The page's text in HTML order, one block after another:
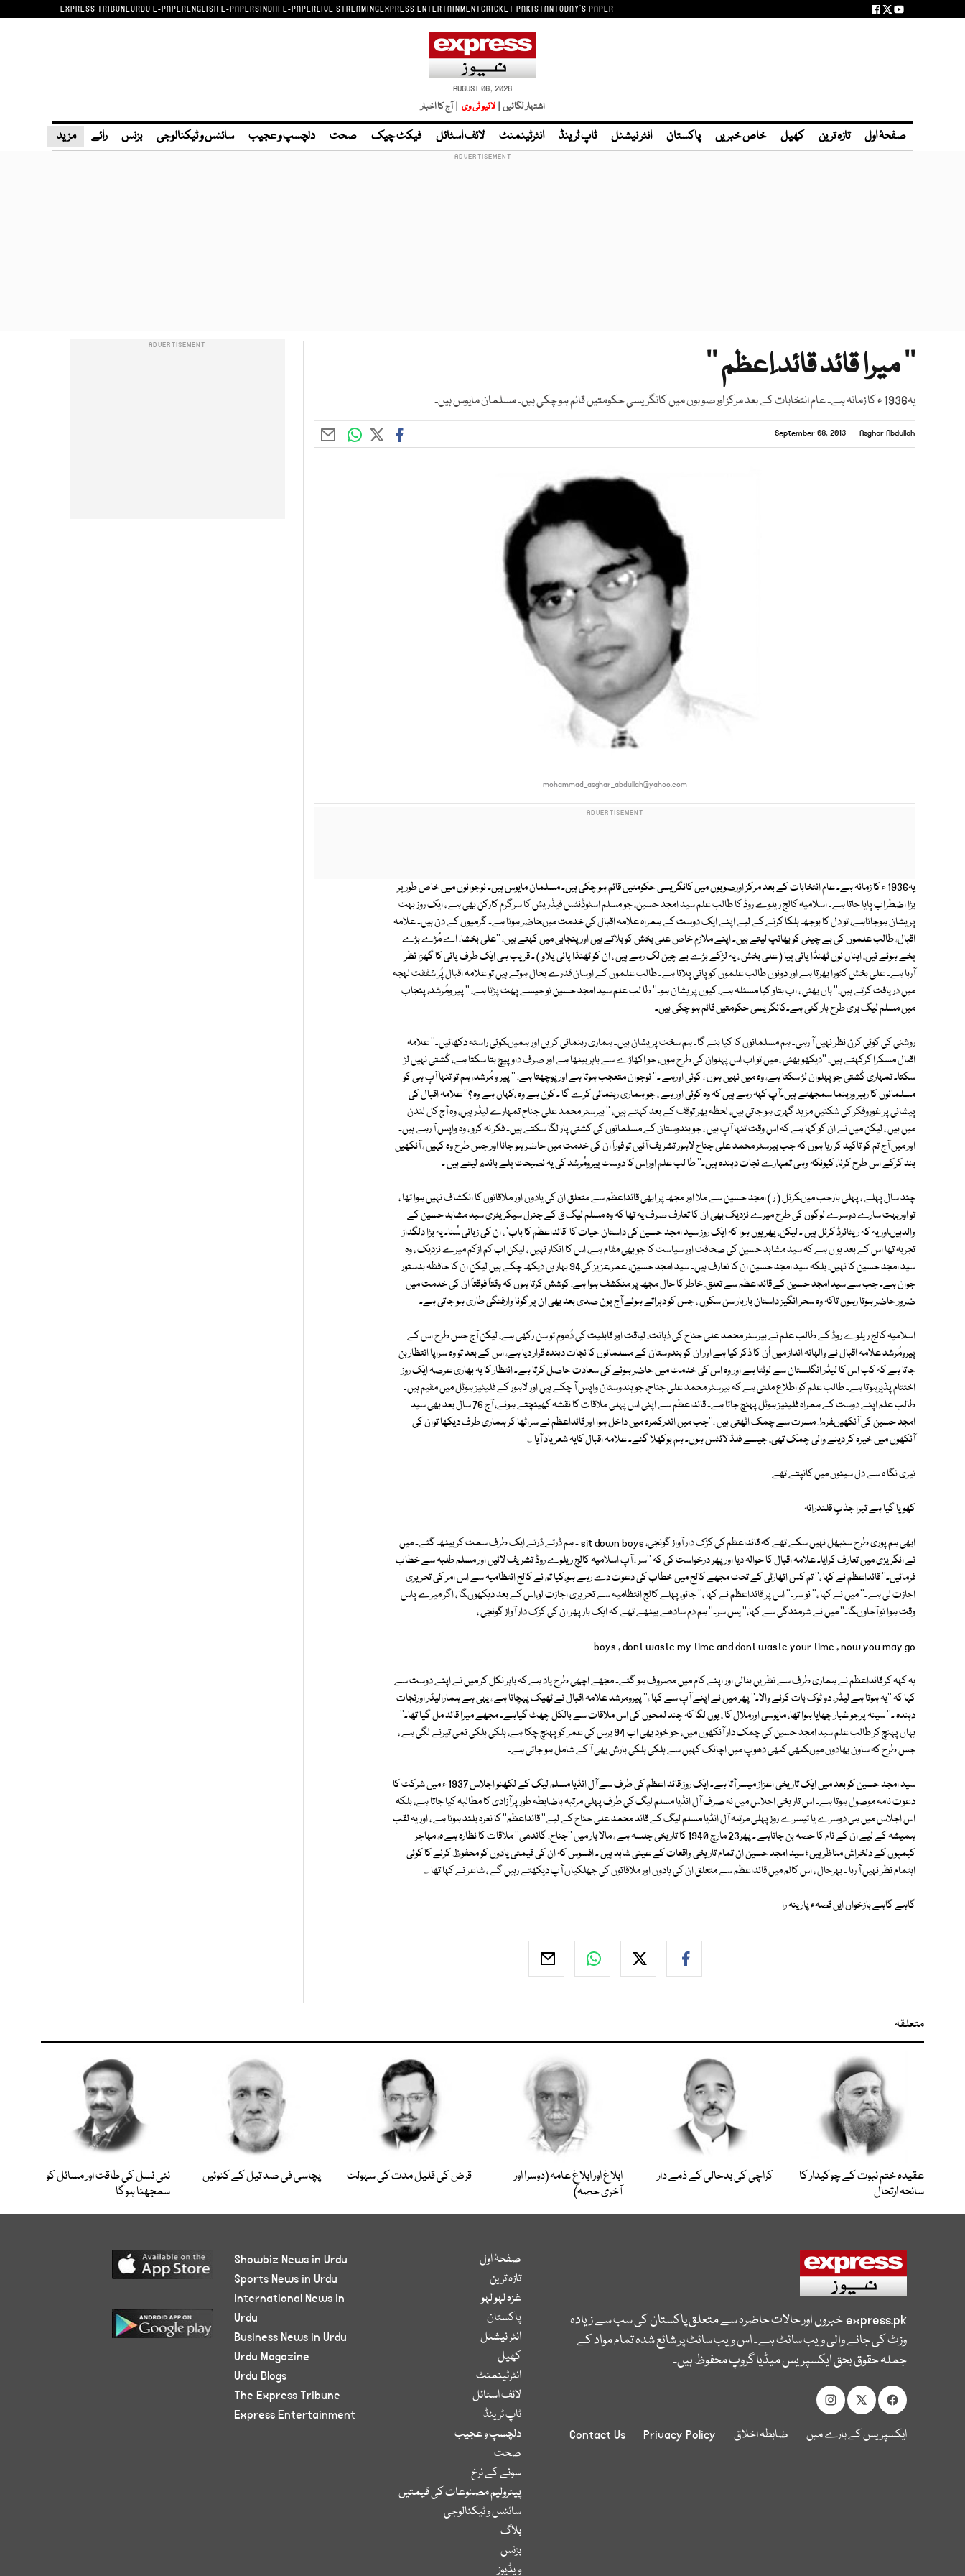
EXPRESS TRIBUNEURDU E-PAPERENGLISH E-PAPERSINDHI E-PAPERLIVE STREAMINGEXPRESS ENTERTAINMENTCRICKET PAKISTANTODAY'S PAPER
AUGUST 06, 2026
اشتہار لگائیں | لائیو ٹی وی | آج کا اخبار
صفحۂ اول تازہ ترین کھیل خاص خبریں پاکستان انٹر نیشنل ٹاپ ٹرینڈ انٹرٹینمنٹ لائف اسٹائل فیکٹ چیک صحت دلچسپ و عجیب سائنس و ٹیکنالوجی بزنس رائے مزید
’’ میرا قائد قائد ِاعظم ‘‘
یہ1936 ء کا زمانہ ہے۔ عام انتخابات کے بعد مرکز اورصوبوں میں کانگریسی حکومتیں قائم ہو چکی ہیں۔ مسلمان مایوس ہیں۔
Asghar Abdullah
September 08, 2013
mohammad_asghar_abdullah@yahoo.com
یہ1936 ء کا زمانہ ہے۔ عام انتخابات کے بعد مرکز اورصوبوں میں کانگریسی حکومتیں قائم ہو چکی ہیں۔ مسلمان مایوس ہیں۔ نوجوانوں میں خاص طور پر
بڑا اضطراب پایا جاتا ہے۔ اسلامیہ کالج ریلوے روڈ کا طالب علم سید امجد حسین، جو مسلم اسٹوڈنٹس فیڈریش کا سرگرم کارکن بھی ہے ، ایک روز بہت
پریشان ہوجاتاہے، تو دل کا بوجھ ہلکا کرنے کے لیے اپنے ایک دوست کے ہمراہ علامہ اقبال کی خدمت میںحاضر ہوتا ہے۔ گرمیوں کے دن ہیں۔ علامہ
اقبال، طالب علموں کی بے چینی کو بھانپ لیتے ہیں۔ اپنے ملازم خاص علی بخش کو بلاتے ہیں اور پنجابی میں کہتے ہیں، ''علی بخشا، اے مُڑے بڑے
پخے ہوئے نیں، ایناں نوں ٹھنڈا پانی پیا ( علی بخش ، یہ لڑکے بڑے بے چین لگ رہے ہیں ، ان کو ٹھنڈا پانی پلاو ) ۔ قریب ہی ایک طرف پانی کا گھڑا نظر
آرہا ہے۔ علی بخش کٹورا بھرتا ہے اور دونوں طالب علموں کو پانی پلاتا ہے۔ طالب علموں کے اوسان قدرے بحال ہوتے ہیں تو علامہ اقبال پُر شفقت لہجہ
میں دریافت کرتے ہیں،'' ہاں بھئی ، اب بتاو کیا مسئلہ ہے، کیوں پریشان ہو۔'' طا لب علم سید امجد حسین تو جیسے پھٹ پڑتا ہے، '' پیر ومُرشد، پنجاب
میں مسلم لیگ بری طرح ہار گئی ہے۔کانگریسی حکومتیں قائم ہو چکی ہیں۔
روشنی کی کوئی کرن نظر نہیں آ رہی۔ ہم مسلمانوں کا کیا بنے گا۔ ہم سخت پریشان ہیں۔ ہماری رہنمائی کریں اور ہمیںکوئی راستہ دکھائیں۔'' علامہ
اقبال مسکرا کرکہتے ہیں، ''دیکھو بھئی ، میں تو اب اس پہلوان کی طرح ہوں، جو اکھاڑے سے باہر بیٹھا ہے اور صرف داو پیچ بتا سکتا ہے، کُشتی نہیں لڑ
سکتا۔ تمہاری کُشتی جو پہلوان لڑ سکتا ہے، وہ میں نہیں ہوں ، کوئی اورہے ۔'' نوجوان متعجب ہوتا ہے اور پوچھتا ہے، '' پیر و مُرشد، ہم تو تنہا آپ ہی کو
مسلمانوں کا رہبر ورہنما سمجھتے ہیں۔آپ کہہ رہے ہیں کہ وہ کوئی اور ہے ، جو ہماری رہنمائی کرے گا ۔ کون ہے وہ ،کہاں ہے وہ ؟'' علامہ اقبال کی
پیشانی پر غوروفکر کی شکنیں مزید گہری ہو جاتی ہیں، لحظہ بھر توقف کے بعد کہتے ہیں، '' بیرسٹر محمد علی جناح تمہارے لیڈر ہیں، وہ آج کل لندن
میں ہیں ، لیکن میں نے ان کو کہا ہے کہ اس وقت تنہا آپ ہیں ، جو ہندوستان کے مسلمانوں کی کشتی پار لگا سکتے ہیں۔ فکر نہ کرو ، وہ واپس آ رہے ہیں۔
اور میں آج تم کو تاکید کر رہا ہوں کہ جب بیرسٹر محمد علی جناح لاہور تشریف آئیں تو فوراً ان کی خدمت میں حاضر ہو جانا اور جس طرح وہ کہیں ، آنکھیں
بند کرکے اس طرح کرنا، کیونکہ وہی تمہارے نجات دہندہ ہیں۔'' طا لب علم اوراس کا دوست پیرومُرشد کی یہ نصیحت پلے باندھ لیتے ہیں ۔
چند سال پہلے ، پہلی بارجب میںکرنل ( ر ) امجد حسین سے ملا اور مجھ پر ابھی قائداعظم سے متعلق ان کی یادوں اور ملاقاتوں کا انکشاف نہیں ہوا تھا ،
تو اوربہت سارے دوسرے لوگوں کی طرح میرے نزدیک بھی ان کا تعارف صرف یہ تھا کہ وہ مسلم لیگ ق کے جنرل سیکریٹری سید مشاہد حسین کے
والدہیںاور یہ کہ ریٹائرڈ کرنل ہیں ۔ لیکن، پھر یوں ہوا کہ ایک روز سید امجد حسین کی داستان حیات کا 'قائداعظم کا باب' ، ان کی زبانی سُنا۔ یہ بڑا دلگداز
تجربہ تھا اس کے بعد یو ں ہے کہ سید مشاہد حسین کی صحافت اور سیاست کا جو بھی مقام ہے، اس کا انکار نہیں ، لیکن اب کم ازکم میرے نزدیک ، وہ
سید امجد حسین کا نہیں، بلکہ سید امجد حسین ان کا تعارف ہیں۔ سید امجد حسین، عمر ِعزیز کی94 بہاریں دیکھ چکے ہیں لیکن ان کا حافظہ بدستور
جوان ہے۔ جب سے سید امجد حسین کے قائداعظم سے تعلق ِ خاطر کا حال مجھ پر منکشف ہوا ہے، کوشش کرتا ہوں کہ وقتاً فوقتاً ان کی خدمت میں
ضرور حاضر ہوتا رہوں تاکہ وہ سحر انگیز داستان باربار سن سکوں ، جس کو دہراتے ہوئے آج پون صدی بعد بھی ان پر گونا وارفتگی طاری ہو جاتی ہے۔
اسلامیہ کالج ریلوے روڈ کے طالب علم نے بیرسٹر محمد علی جناح کی ذہانت، لیاقت اور قابلیت کی دُھوم تو سن رکھی ہے، لیکن آج جس طرح اس کے
پیرومُرشد علامہ اقبال نے والہانہ انداز میں اُن کا ذکر کیا ہے اور ان کو ہندوستان کے مسلمانوں کا نجات دہندہ قرار دیا ہے، اس کے بعد تو وہ سراپا انتظار بن
جاتا ہے کہ کب اس کا لیڈر انگلستان سے لوٹتا ہے اور وہ اس کی خدمت میں حاضر ہونے کی سعادت حاصل کرتا ہے۔ انتظار کا یہ بھاری عرصہ ایک روز
اختتام پذیرہوتا ہے۔ طالب علم کو اطلاع ملتی ہے کہ بیرسٹر محمد علی جناح، جو ہندوستان واپس آ چکے ہیں اور لاہور کے فلیٹیز ہوٹل میں مقیم ہیں۔
طالب علم اپنے دوست کے ہمراہ فلیٹیز ہوٹل پہنچ جاتا ہے۔ قائداعظم سے اپنی اس پہلی ملاقات کا نقشہ کھینچتے ہوئے، آج 76 سال بعد بھی سید
امجد حسین کی آنکھیںفرط مسرت سے چمک اٹھتی ہیں ،''جب میں اندرکمرہ میں داخل ہوا اور قائداعظم نے سراٹھا کر ہماری طرف دیکھا توان کی
آنکھوں میں خیرہ کر دینے والی چمک تھی، جیسے فلڈ لائٹس ہوں۔ ہم بوکھلا گئے۔ علامہ اقبال کایہ شعر یاد آیا ؎
تیری نگا ہ سے دل سینوں میں کانپتے تھے
کھویا گیا ہے تیرا جذبِ قلندرانہ
ابھی ہم پوری طرح سنبھل نہیں سکے تھے کہ قائداعظم کی کڑک دار آواز گونجی، sit down boys ۔ ہم ڈرتے ڈرتے ایک طرف سمٹ کر بیٹھ گئے۔ میں
نے انگریزی میں تعارف کرایا۔ علامہ اقبال کا حوالہ دیا اور پھر درخواست کی کہ ''سر ، آپ اسلامیہ کالج ریلوے روڈ تشریف لائیں اور مسلم طلبہ سے خطاب
فرمائیں۔'' قائداعظم نے کہا ،'' تم کس اتھارٹی کے تحت مجھے کالج میں خطاب کی دعوت دے رہے ہو،کیا تم نے کالج انتظامیہ سے اس امر کی تحریری
اجازت لی ہے۔'' میں نے کہا ،'' نو سر۔'' اس پر قائداعظم نے کہا ،'' جائو، پہلے کالج انتظامیہ سے تحریری اجازت لو،اس کے بعد دیکھوںگا ، اگر میرے پاس
وقت ہوا تو آجاوںگا۔'' میں نے شرمندگی سے کہا،'' یس سر۔'' ہم دم سادھے بیٹھے تھے کہ ایک بار پھر ان کی کڑک دار آواز گونجی ،
boys , dont waste my time and dont waste your time , now you may go
یہ کہہ کر قائداعظم نے ہماری طرف سے نظریں ہٹالی اور اپنے کام میں مصروف ہو گئے۔ مجھے اچھی طرح یاد ہے کہ باہر نکل کر میں نے اپنے دوست سے
کہا کہ ''یہ ہوتا ہے لیڈر، دو ٹوک بات کرنے والا۔'' پھر میں نے اپنے آپ سے کہا ،'' پیرومرشد علامہ اقبال نے ٹھیک پہچانا ہے ، یہی ہے ہمارالیڈر اورنجات
دہندہ ۔'' سینہ پرجو غبار چھایا ہوا تھا، مایوسی اورملال کا ، یوں لگا کہ چند لمحوں کی اس ملاقات سے بالکل چھٹ گیاہے۔ مجھے میرا قائد مل گیا تھا۔''
یہاں پہنچ کر طالب علم سید امجد حسین کی چمک دار آنکھوں میں، جو خود بھی اب 94 برس کی عمر کو پہنچ چکا ہے، ہلکی ہلکی نمی تیرنے لگی ہے ،
جس طرح کہ ساون بھادوں میںکبھی کبھی دھوپ میں اچانک کہیں سے ہلکی ہلکی بارش بھی آ کے شامل ہو جاتی ہے۔
سید امجد حسین کو بعد میں ایک تاریخی اعزاز میسر آتا ہے۔ ایک روز قائد اعظم کی طرف سے آل انڈیا مسلم لیگ کے لکھنو اجلاس 1937 ء میں شرکت کا
دعوت نامہ موصول ہوتا ہے۔ اس تاریخی اجلاس میں نہ صرف آل انڈیا مسلم لیگ کی طرف پہلی مرتبہ باضابطہ طور پرآزادی کا مطالبہ کیا جاتا ہے، بلکہ
اس اجلاس میں ہی دوسرے یا تیسرے روز پہلی مرتبہ آل انڈیا مسلم لیگ کے قائد محمد علی جناح کے لیے'' قائداعظم'' کا نعرہ بلند ہوتا ہے ، اوریہ لقب
ہمیشہ کے لیے ان کے نام کا حصہ بن جاتاہے ۔ پھر23 مارچ 1940 کا تاریخی جلسہ ہے ، مالا بار میں ''جناح، گاندھی'' ملاقات کا نظارہ ہے ہ، مہاجر
کیمپوں کے دلخراش مناظر ہیں ؛ سید امجد حسین ان تمام تاریخی واقعات کے عینی شاہد ہیں ۔ افسوس کہ ان کی قیمتی یادوں کو محفوظ کرنے کا کوئی
اہتمام نظر نہیں آ رہا ۔ بہرحال ، اس کالم میں قائداعظم سے متعلق ان کی یادوں اور ملاقاتوں کی جھلکیاں آپ دیکھتے رہیں گے ، شاعر نے کہا تھا ؎
گاہے گاہے بازخواں ایں قصہء پارینہ را
متعلقہ
عقیدہ ختم نبوت کے چوکیدار کا
سانحہ ارتحال
کراچی کی بدحالی کے ذمے دار
ابلاغ اور ابلاغِ عامہ (دوسرا اور
آخری حصہ)
قرض کی قلیل مدت کی سہولت پچاسی فی صد تیل کے کنوئیں
نئی نسل کی طاقت اور مسائل کو
سمجھنا ہوگا
express.pkخبروں اور حالات حاضرہ سے متعلق پاکستان کی سب سے زیادہ
وزٹ کی جانے والی ویب سائٹ ہے۔ اس ویب سائٹ پر شائع شدہ تمام مواد کے
جملہ حقوق بحق ایکسپریس میڈیا گروپ محفوظ ہیں۔
ایکسپریس کے بارے میں ضابطہ اخلاق Privacy Policy
Contact Us
صفحۂ اول
تازہ ترین
غزہ لہو لہو
پاکستان
انٹر نیشنل
کھیل
انٹرٹینمنٹ
لائف اسٹائل
ٹاپ ٹرینڈ
دلچسپ و عجیب
صحت
سونے کے نرخ
پیٹرولیم مصنوعات کی قیمتیں
سائنس و ٹیکنالوجی
بلاگ
بزنس
ویڈیوز
Showbiz News in Urdu
Sports News in Urdu
International News in
Urdu
Business News in Urdu
Urdu Magazine
Urdu Blogs
The Express Tribune
Express Entertainment